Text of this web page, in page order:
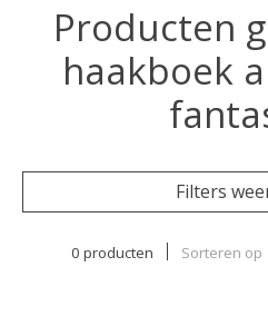
Producten
haakboek
Filters
0 producten Sorteren op